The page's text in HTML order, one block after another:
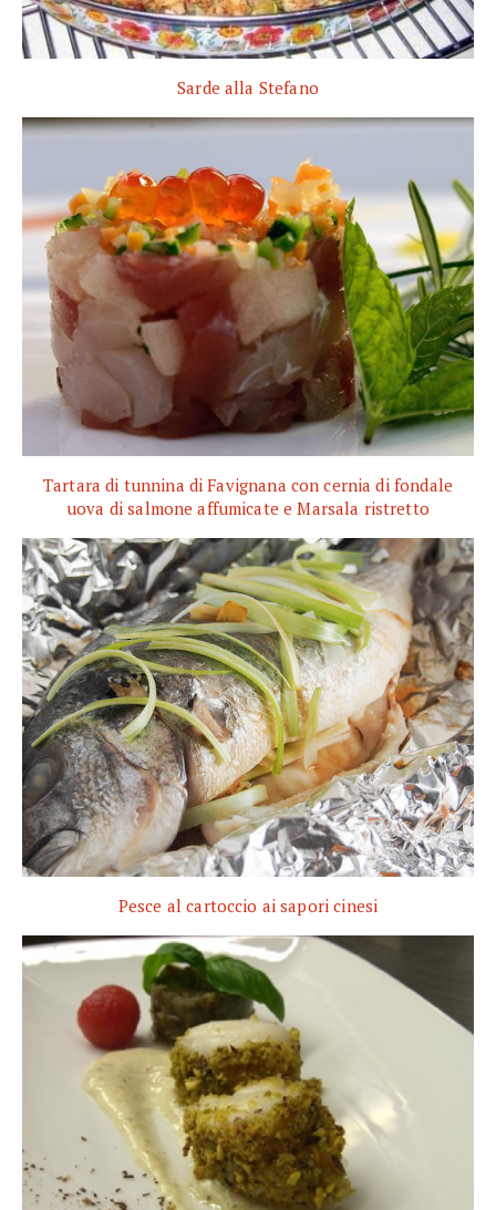
Sarde alla Stefano
Tartara di tunnina di Favignana con cernia di fondale
uova di salmone affumicate e Marsala ristretto
Pesce al cartoccio ai sapori cinesi